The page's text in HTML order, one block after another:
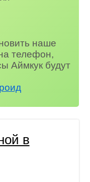
наше
телефон,
Аймкук будут
в